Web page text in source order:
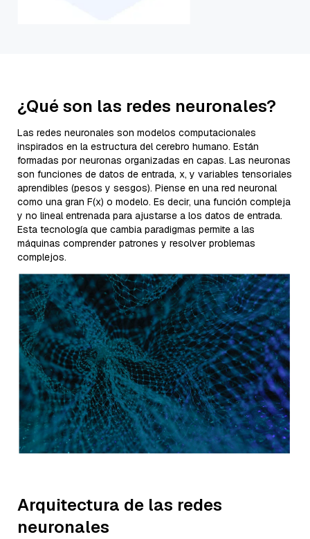
¿Qué son las redes neuronales?
Las redes neuronales son modelos computacionales
inspirados en la estructura del cerebro humano. Están
formadas por neuronas organizadas en capas. Las neuronas
son funciones de datos de entrada, x, y variables tensoriales
aprendibles (pesos y sesgos). Piense en una red neuronal
como una gran F(x) o modelo. Es decir, una función compleja
y no lineal entrenada para ajustarse a los datos de entrada.
Esta tecnología que cambia paradigmas permite a las
máquinas comprender patrones y resolver problemas
complejos.
Arquitectura de las redes
neuronales